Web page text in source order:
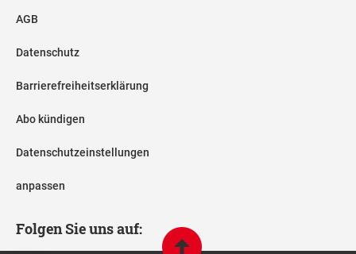
AGB
Datenschutz
Barrierefreiheitserklärung
Abo kündigen
Datenschutzeinstellungen
anpassen
Folgen Sie uns auf: